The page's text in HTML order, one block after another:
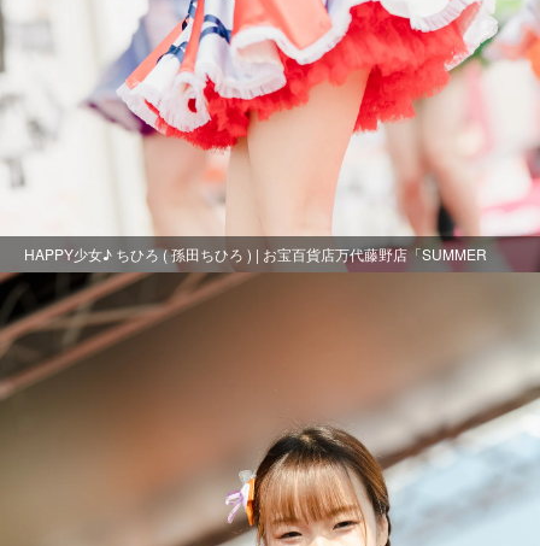
HAPPY少女♪ ちひろ ( 孫田ちひろ ) | お宝百貨店万代藤野店「SUMMER
FESTIVAL 2021」1日目